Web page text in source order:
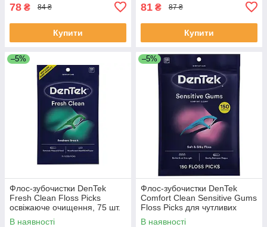
78 ₴ 84 ₴
Купити
81 ₴ 87 ₴
Купити
–5%
Флос-зубочистки DenTek
Fresh Clean Floss Picks
освіжаюче очищення, 75 шт.
В наявності
–5%
Флос-зубочистки DenTek
Comfort Clean Sensitive Gums
Floss Picks для чутливих
ясен, 150 шт.
В наявності